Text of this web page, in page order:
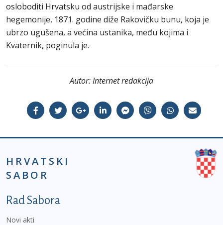
osloboditi Hrvatsku od austrijske i mađarske
hegemonije, 1871. godine diže Rakovičku bunu, koja je
ubrzo ugušena, a većina ustanika, među kojima i
Kvaternik, poginula je.
Autor:Internet redakcija
HRVATSKI
SABOR
Podnožje prvi izbornik
Rad Sabora
Novi akti